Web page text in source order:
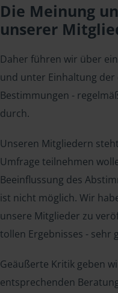
Die Meinung
unserer
Daher führen wir über
und unter Einhaltung
Bestimmungen -
durch.
Unseren Mitgliedern
Umfrage teilnehmen
Beeinflussung des
ist nicht möglich. Wir
unsere Mitglieder zu
tollen Ergebnisses - sehr
Geäußerte Kritik geben
entsprechenden